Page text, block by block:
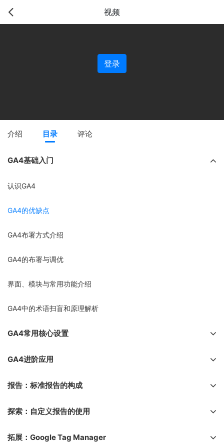
视频
登录
介绍 目录 评论
GA4基础入门
认识GA4
GA4的优缺点
GA4布署方式介绍
GA4的布署与调优
界面、模块与常用功能介绍
GA4中的术语扫盲和原理解析
GA4常用核心设置
GA4进阶应用
报告：标准报告的构成
探索：自定义报告的使用
拓展：Google Tag Manager